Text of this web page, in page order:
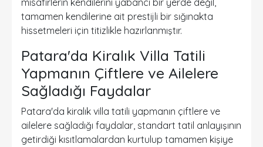
misafirlerin kendilerini yabancı bir yerde değil,
tamamen kendilerine ait prestijli bir sığınakta
hissetmeleri için titizlikle hazırlanmıştır.
Patara'da Kiralık Villa Tatili
Yapmanın Çiftlere ve Ailelere
Sağladığı Faydalar
Patara'da kiralık villa tatili yapmanın çiftlere ve
ailelere sağladığı faydalar, standart tatil anlayışının
getirdiği kısıtlamalardan kurtulup tamamen kişiye